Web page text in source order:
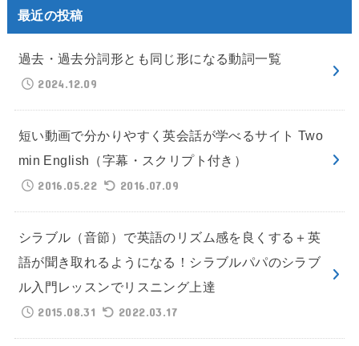
最近の投稿
過去・過去分詞形とも同じ形になる動詞一覧
2024.12.09
短い動画で分かりやすく英会話が学べるサイト Two
min English（字幕・スクリプト付き）
2016.05.22
2016.07.09
シラブル（音節）で英語のリズム感を良くする＋英
語が聞き取れるようになる！シラブルパパのシラブ
ル入門レッスンでリスニング上達
2015.08.31
2022.03.17